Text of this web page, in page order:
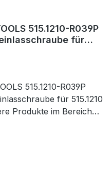
515.1210-R039P
für
515.1210-R039P
für 515.1210
Produkte im Bereich